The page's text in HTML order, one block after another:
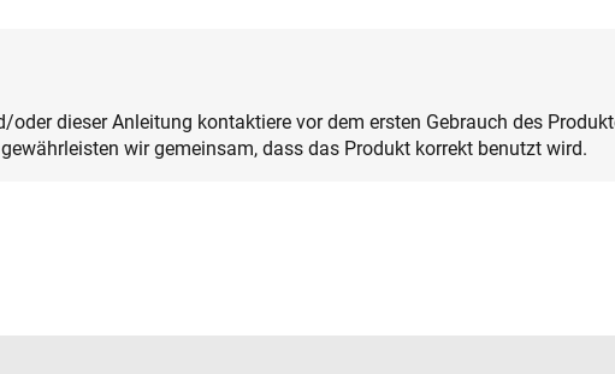
oder dieser Anleitung kontaktiere vor dem ersten Gebrauch des
wir gemeinsam, dass das Produkt korrekt benutzt wird.